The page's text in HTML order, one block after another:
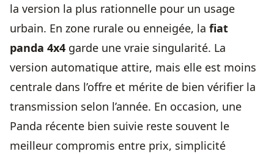
la version la plus rationnelle pour un usage
urbain. En zone rurale ou enneigée, la fiat
panda 4x4 garde une vraie singularité. La
version automatique attire, mais elle est moins
centrale dans l’offre et mérite de bien vérifier la
transmission selon l’année. En occasion, une
Panda récente bien suivie reste souvent le
meilleur compromis entre prix, simplicité